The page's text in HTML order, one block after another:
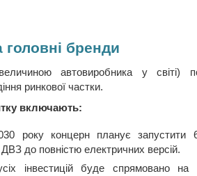
головні бренди
автовиробника у світі)
ринкової частки.
включають:
року концерн планує запустити
до повністю електричних версій.
інвестицій буде спрямовано на